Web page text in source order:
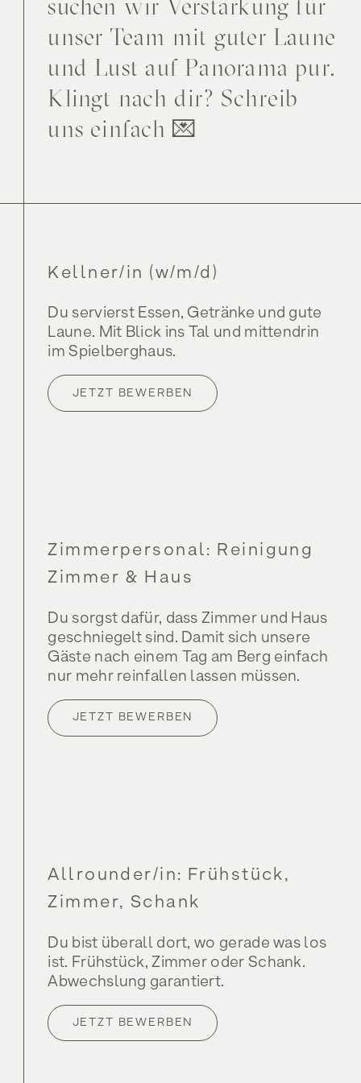
Shop
Shop
suchen wir Verstärkung für
unser Team mit guter Laune
und Lust auf Panorama pur.
Klingt nach dir? Schreib
uns einfach 💌
Kellner/in (w/m/d)
Du servierst Essen, Getränke und gute
Laune. Mit Blick ins Tal und mittendrin
im Spielberghaus.
JETZT BEWERBEN
Zimmerpersonal: Reinigung
Zimmer & Haus
Du sorgst dafür, dass Zimmer und Haus
geschniegelt sind. Damit sich unsere
Gäste nach einem Tag am Berg einfach
nur mehr reinfallen lassen müssen.
JETZT BEWERBEN
Allrounder/in: Frühstück,
Zimmer, Schank
Du bist überall dort, wo gerade was los
ist. Frühstück, Zimmer oder Schank.
Abwechslung garantiert.
JETZT BEWERBEN